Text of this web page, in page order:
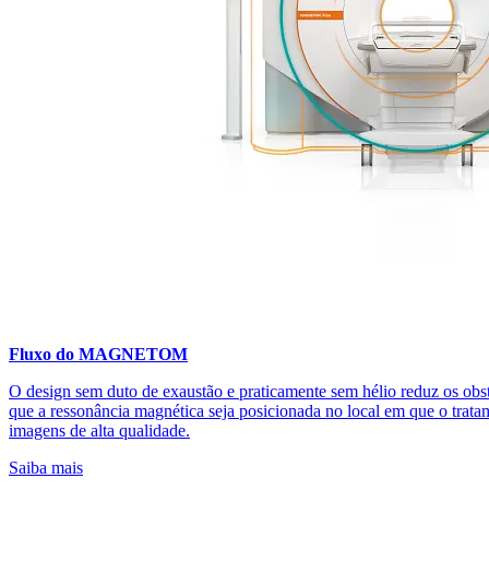
Fluxo do MAGNETOM
O design sem duto de exaustão e praticamente sem hélio reduz os
que a ressonância magnética seja posicionada no local em que o
imagens de alta qualidade.
Saiba mais